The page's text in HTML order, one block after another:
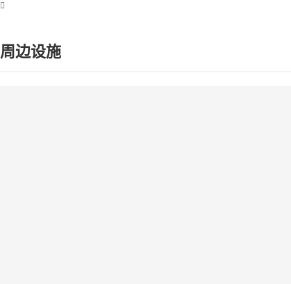

周边设施